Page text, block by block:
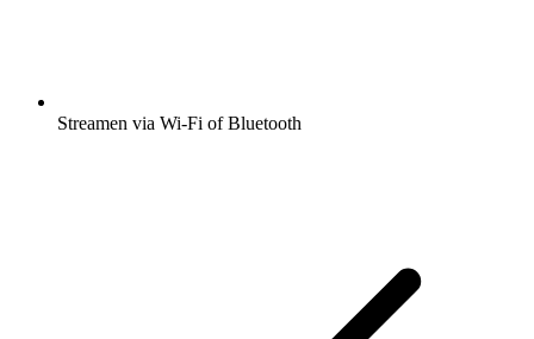
Streamen via Wi-Fi of Bluetooth